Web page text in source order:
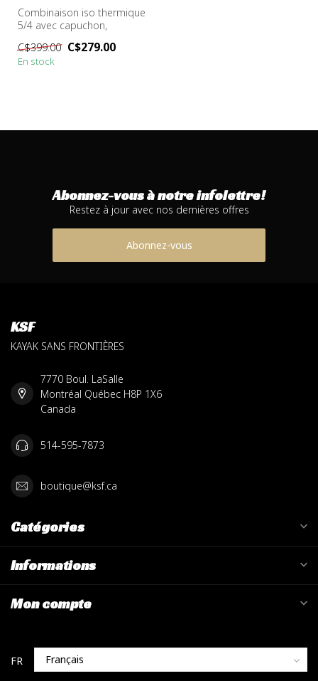
Combinaison iso thermique
5/4 avec capuchon,
rapport ...
C$399.00 C$279.00
En stock
Abonnez-vous à notre infolettre!
Restez à jour avec nos dernières offres
Abonnez-vous
KSF
KAYAK SANS FRONTIÈRES
7770 Boul. LaSalle
Montréal Québec H8P 1X6
Canada
514-595-7873
boutique@ksf.ca
Catégories
Informations
Mon compte